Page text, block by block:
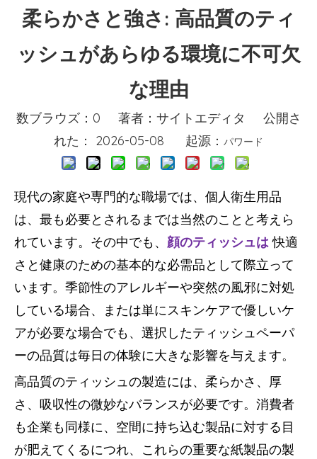
柔らかさと強さ: 高品質のティ
ッシュがあらゆる環境に不可欠
な理由
数ブラウズ： 0 著者：サイトエディタ 公開さ
れた： 2026-05-08 起源： パワード
現代の家庭や専門的な職場では、個人衛生用品
は、最も必要とされるまでは当然のことと考えら
れています。その中でも、 顔のティッシュは 快適
さと健康のための基本的な必需品として際立って
います。季節性のアレルギーや突然の風邪に対処
している場合、または単にスキンケアで優しいケ
アが必要な場合でも、選択したティッシュペーパ
ーの品質は毎日の体験に大きな影響を与えます。
高品質のティッシュの製造には、柔らかさ、厚
さ、吸収性の微妙なバランスが必要です。消費者
も企業も同様に、空間に持ち込む製品に対する目
が肥えてくるにつれ、これらの重要な紙製品の製